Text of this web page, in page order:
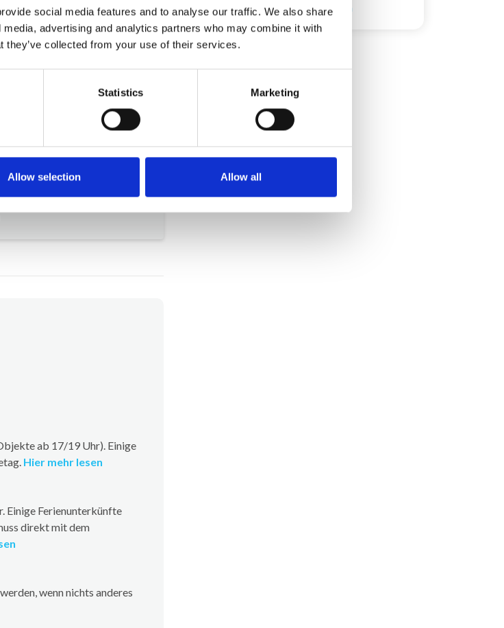
social media features and to analyse our traffic. We also share
advertising and analytics partners who may combine it with
they’ve collected from your use of their services.
Statistics Marketing
Allow selection Allow all
4,0
Aug. 2023
- viele Räume - Perfekter
während des Besuchs
ab 17/19 Uhr). Einige
Hier mehr lesen
Einige Ferienunterkünfte
direkt mit dem
wenn nichts anderes
Suchagent einrichten